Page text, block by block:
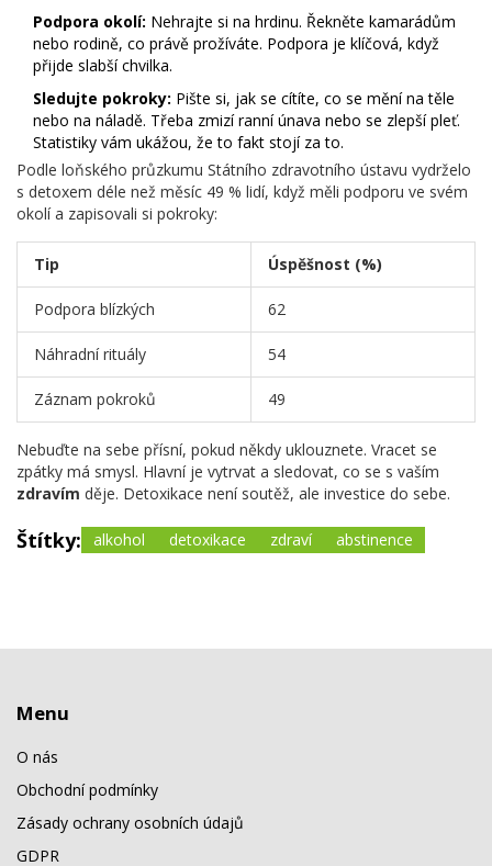
Podpora okolí: Nehrajte si na hrdinu. Řekněte kamarádům
nebo rodině, co právě prožíváte. Podpora je klíčová, když
přijde slabší chvilka.
Sledujte pokroky: Pište si, jak se cítíte, co se mění na těle
nebo na náladě. Třeba zmizí ranní únava nebo se zlepší pleť.
Statistiky vám ukážou, že to fakt stojí za to.
Podle loňského průzkumu Státního zdravotního ústavu vydrželo
s detoxem déle než měsíc 49 % lidí, když měli podporu ve svém
okolí a zapisovali si pokroky:
Tip Úspěšnost (%)
Podpora blízkých 62
Náhradní rituály 54
Záznam pokroků 49
Nebuďte na sebe přísní, pokud někdy uklouznete. Vracet se
zpátky má smysl. Hlavní je vytrvat a sledovat, co se s vaším
zdravím děje. Detoxikace není soutěž, ale investice do sebe.
Štítky: alkohol detoxikace zdraví abstinence
Menu
O nás
Obchodní podmínky
Zásady ochrany osobních údajů
GDPR